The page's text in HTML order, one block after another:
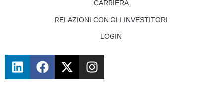
CARRIERA
RELAZIONI CON GLI INVESTITORI
LOGIN